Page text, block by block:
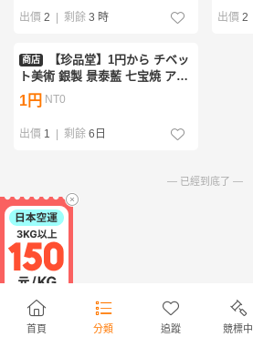
首頁 分類 追蹤 競標中
A33X-CF5
出價 2 | 剩餘 3 時 出價 2
商店
【珍品堂】1円から チベッ
ト美術 銀製 景泰藍 七宝焼 アク
セサリー 帯留 ペンダント まと
め 唐物 珊瑚 トルコ石風 幅
6.6cm 重686g M-A81-CF
1円 NT0
出價 1 | 剩餘 6日
— 已經到底了 —